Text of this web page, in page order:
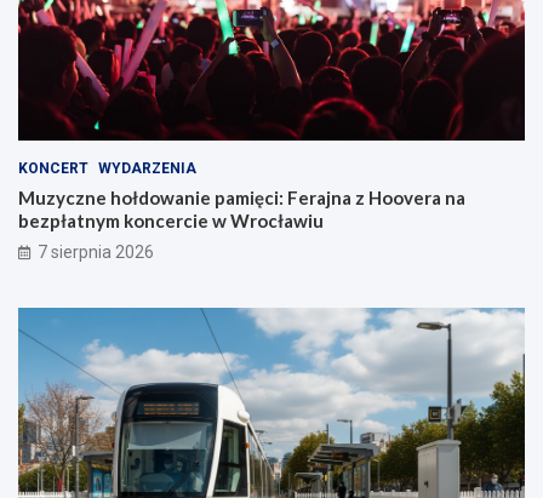
KONCERT WYDARZENIA
Muzyczne hołdowanie pamięci: Ferajna z Hoovera na
bezpłatnym koncercie w Wrocławiu
7 sierpnia 2026